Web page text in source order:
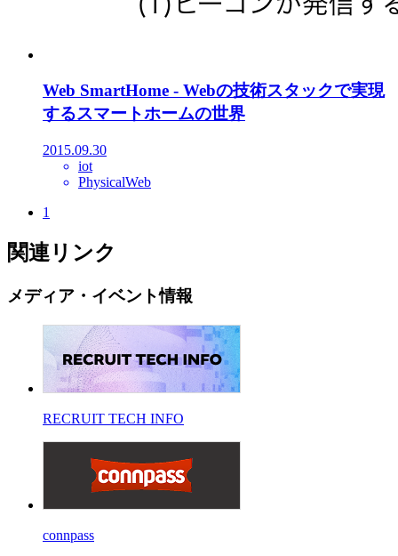
Web SmartHome - Webの技術スタックで実現
するスマートホームの世界
2015.09.30
iot
PhysicalWeb
1
関連リンク
メディア・イベント情報
RECRUIT TECH INFO
connpass